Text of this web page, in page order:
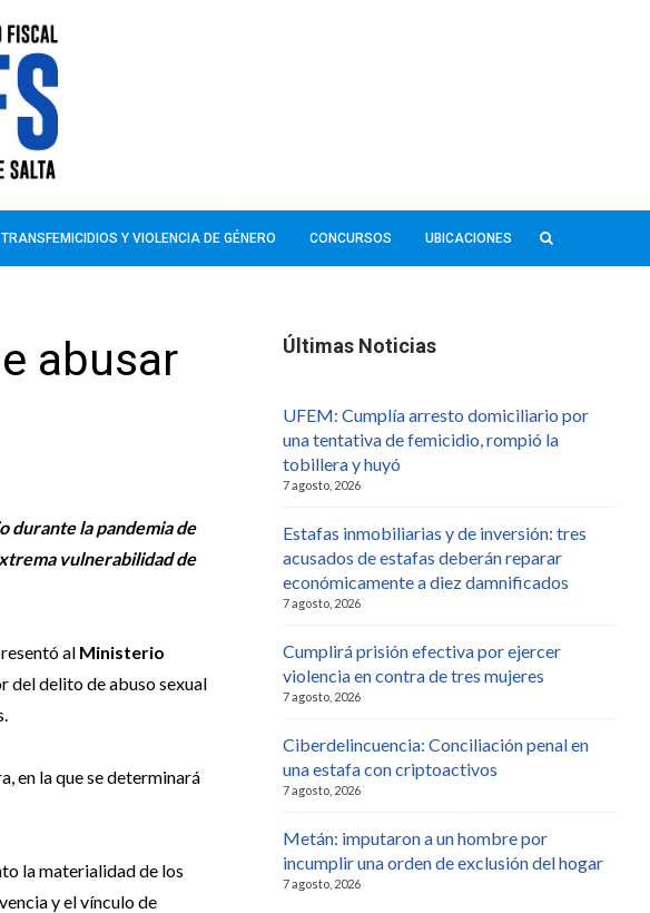
Y VIOLENCIA DE GÉNERO CONCURSOS UBICACIONES
abusar
durante la pandemia de
vulnerabilidad de
al Ministerio
del delito de abuso sexual
en la que se determinará
la materialidad de los
y el vínculo de
Últimas Noticias
UFEM: Cumplía arresto domiciliario por
una tentativa de femicidio, rompió la
tobillera y huyó
7 agosto, 2026
Estafas inmobiliarias y de inversión: tres
acusados de estafas deberán reparar
económicamente a diez damnificados
7 agosto, 2026
Cumplirá prisión efectiva por ejercer
violencia en contra de tres mujeres
7 agosto, 2026
Ciberdelincuencia: Conciliación penal en
una estafa con criptoactivos
7 agosto, 2026
Metán: imputaron a un hombre por
incumplir una orden de exclusión del hogar
7 agosto, 2026